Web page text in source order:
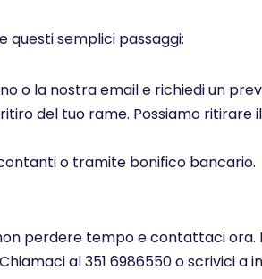
questi semplici passaggi:
o la nostra email e richiedi un
del tuo rame. Possiamo ritirare
o tramite bonifico bancario.
perdere tempo e contattaci
al 351 6986550 o scrivici